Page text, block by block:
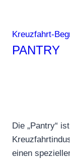
Kreuzfahrt-
PANTRY
Die „Pantry“
einen